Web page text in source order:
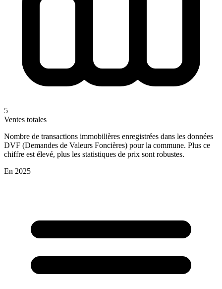
5
Ventes totales
Nombre de transactions immobilières enregistrées dans les données
DVF (Demandes de Valeurs Foncières) pour la commune. Plus ce
chiffre est élevé, plus les statistiques de prix sont robustes.
En 2025